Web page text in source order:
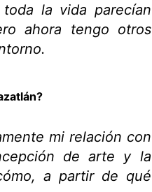
la vida parecían
ahora tengo otros
mi relación con
de arte y la
a partir de qué